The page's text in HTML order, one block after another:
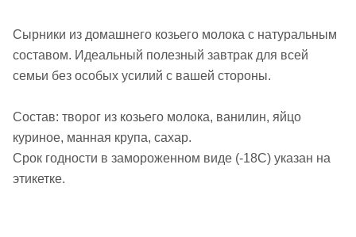
Сырники из домашнего козьего молока с натуральным
составом. Идеальный полезный завтрак для всей
семьи без особых усилий с вашей стороны.
Состав: творог из козьего молока, ванилин, яйцо
куриное, манная крупа, сахар.
Срок годности в замороженном виде (-18С) указан на
этикетке.